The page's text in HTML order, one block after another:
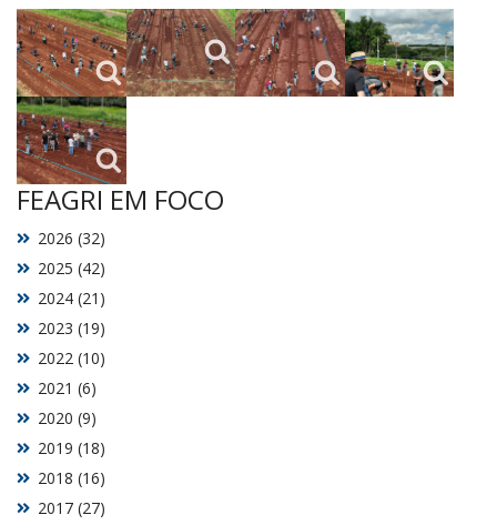
FEAGRI EM FOCO
2017 (27)
2018 (16)
2019 (18)
2020 (9)
2021 (6)
2022 (10)
2023 (19)
2024 (21)
2025 (42)
2026 (32)